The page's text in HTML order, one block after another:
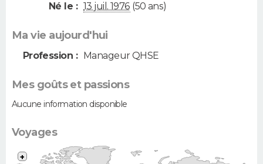
Né le : 13 juil. 1976 (50 ans)
Ma vie aujourd'hui
Profession : Manageur QHSE
Mes goûts et passions
Aucune information disponible
Voyages
+